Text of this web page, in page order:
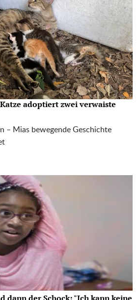
adoptiert zwei verwaiste
– Mias bewegende Geschichte